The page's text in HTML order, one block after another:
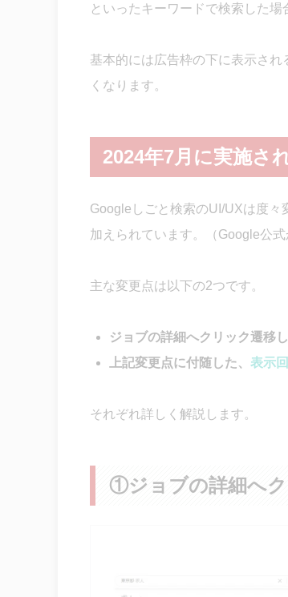
といったキーワードで検索した場
基本的には広告枠の下に表示さ
くなります。
2024年7月に実施さ
Googleしごと検索のUI/UXは度
加えられています。（Google公
主な変更点は以下の2つです。
ジョブの詳細へクリック遷移
上記変更点に付随した、 表示
それぞれ詳しく解説します。
①ジョブの詳細へ